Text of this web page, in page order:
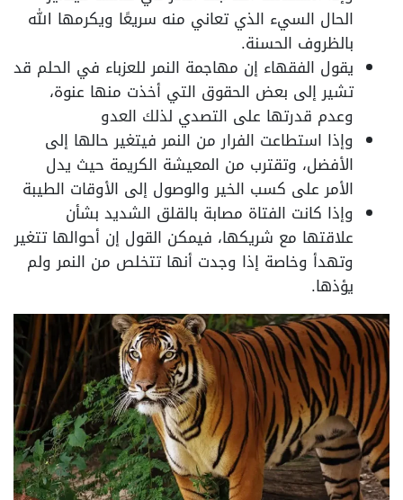
الحال السيء الذي تعاني منه سريعًا ويكرمها الله
بالظروف الحسنة.
يقول الفقهاء إن مهاجمة النمر للعزباء في الحلم قد
تشير إلى بعض الحقوق التي أخذت منها عنوة،
وعدم قدرتها على التصدي لذلك العدو
وإذا استطاعت الفرار من النمر فيتغير حالها إلى
الأفضل، وتقترب من المعيشة الكريمة حيث يدل
الأمر على كسب الخير والوصول إلى الأوقات الطيبة
وإذا كانت الفتاة مصابة بالقلق الشديد بشأن
علاقتها مع شريكها، فيمكن القول إن أحوالها تتغير
وتهدأ وخاصة إذا وجدت أنها تتخلص من النمر ولم
يؤذها.